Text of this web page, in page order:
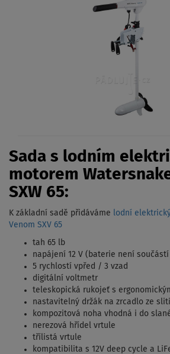
Sada s lodním
motorem
SXW 65:
K základní sadě přidáváme lodní
Venom SXV 65
tah 65 lb
napájení 12 V (baterie není
5 rychlostí vpřed / 3 vzad
digitální voltmetr
teleskopická rukojeť s
nastavitelný držák na zrcadlo ze
kompozitová noha vhodná i do
nerezová hřídel vrtule
třílistá vrtule
kompatibilita s 12V deep cycle a